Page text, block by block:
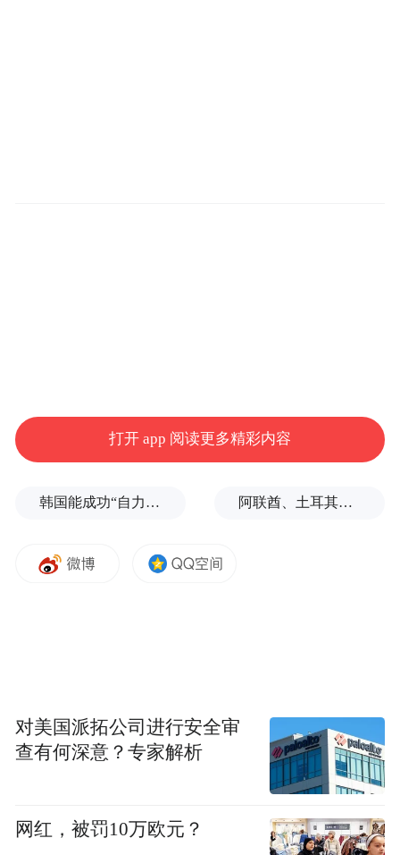
不通的词，若是“自自由由”与“欢欢喜喜”则
非常顺畅，且两两相对，不但语意清楚，平
仄也恰好相反，合乎格律。
同位置的字，平仄必须相反，此处“冉冉”是
释，1、柔弱下垂的样子。2、行进的样子。
3、岁月流逝的样子。4、逐渐缓慢的样子，
如“国旗冉冉上升”。“总统府”引用的是最后
为“上升”。
打开 app 阅读更多精彩内容
韩国能成功“自力更生”吗？ 阿联酋、土耳其、沙特等8国外长发表联合声明
对美国派拓公司进行安全审
查有何深意？专家解析
网红，被罚10万欧元？